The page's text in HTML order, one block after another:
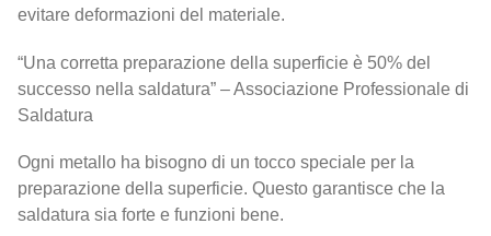
evitare deformazioni del materiale.
“Una corretta preparazione della superficie è 50% del
successo nella saldatura” – Associazione Professionale di
Saldatura
Ogni metallo ha bisogno di un tocco speciale per la
preparazione della superficie. Questo garantisce che la
saldatura sia forte e funzioni bene.